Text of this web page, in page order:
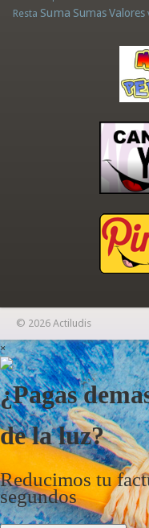
Resta Suma Sumas Valores
© 2026 Actiludis
×
¿Pagas
de la luz?
Reducimos tu
segundos